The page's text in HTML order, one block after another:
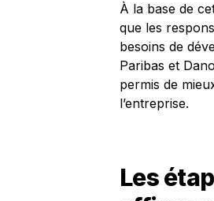
À la base de
que les
besoins de
Paribas et
permis de
l’entreprise.
Les